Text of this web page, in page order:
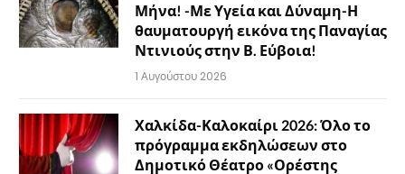
Μήνα! -Με Υγεία και Δύναμη-Η
θαυματουργή εικόνα της Παναγίας
Ντινιούς στην Β. Εύβοια!
1 Αυγούστου 2026
Χαλκίδα-Καλοκαίρι 2026: Όλο το
πρόγραμμα εκδηλώσεων στο
Δημοτικό Θέατρο «Ορέστης